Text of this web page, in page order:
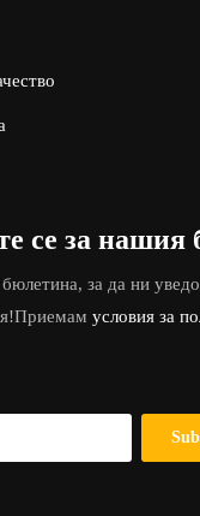
се за нашия
за да ни
условия за